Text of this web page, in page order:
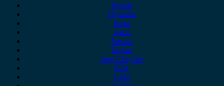
Honda
Hyundai
Isuzu
iveco
Jaecoo
Jaguar
Jeep Chrysler
KIA
Lada